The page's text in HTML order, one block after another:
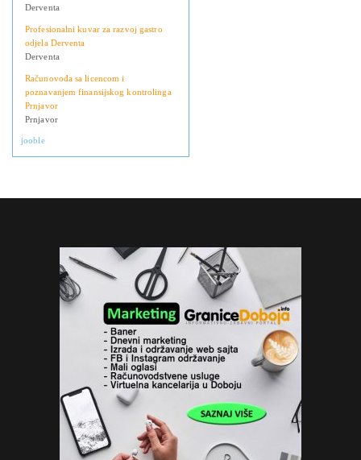
Derventa
Profesionalni kuvar za razvoj gastro
odjela Derventa
Derventa
Računovođa sa licencom i
poznavanjem finansijskog kontrolinga
Prnjavor
Prnjavor
jooble